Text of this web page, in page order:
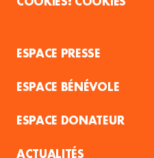
ESPACE PRESSE
ESPACE BÉNÉVOLE
ESPACE DONATEUR
ACTUALITÉS